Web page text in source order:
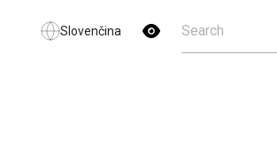
Slovenčina